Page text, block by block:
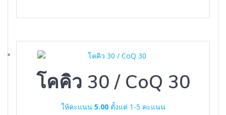
โคคิว 30 / CoQ 30
ให้คะแนน 5.00ตั้งแต่ 1-5 คะแนน